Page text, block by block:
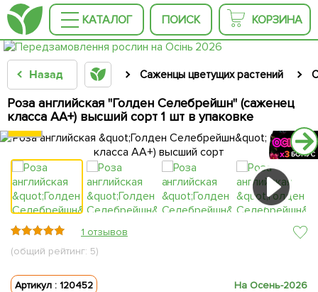
КАТАЛОГ ПОИСК КОРЗИНА
Назад Саженцы цветущих растений
Роза английская "Голден Селебрейшн" (саженец
класса АА+) высший сорт 1 шт в упаковке
1 отзывов
(общий рейтинг: 5)
Артикул : 120452 На Осень-2026